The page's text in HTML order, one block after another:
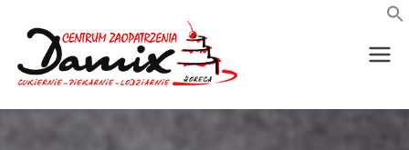
treści
wszystko
wszystko dla piekarni,